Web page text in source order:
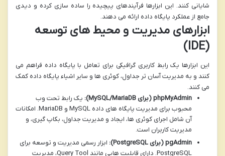
شایانی کنند. این ابزارها فرآیندهای پیچیده را ساده سازی کرده و دیدی
جامع از عملکرد پایگاه داده ارائه می دهند.
ابزارهای مدیریت و محیط های توسعه
(IDE)
این ابزارها یک رابط کاربری گرافیکی برای تعامل با پایگاه داده فراهم می
کنند و به مدیریت آسان تر جداول، کوئری ها و سایر اشیاء پایگاه داده کمک
می کنند.
phpMyAdmin (برای MySQL/MariaDB):
یک رابط تحت وب
محبوب برای مدیریت پایگاه های داده MySQL و MariaDB. امکانات
آن شامل اجرای کوئری ها، ایجاد و مدیریت جداول، بکاپ گیری، و
مدیریت کاربران است.
pgAdmin (برای PostgreSQL):
ابزار رسمی مدیریت و توسعه برای
PostgreSQL. دارای قابلیت هایی مانند Query Tool، مدیریت